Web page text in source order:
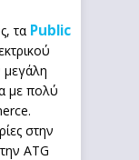
τα Public
με πολύ
στην
ATG